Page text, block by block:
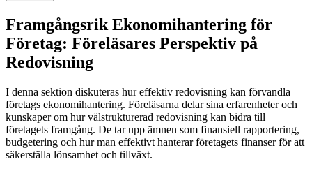
Framgångsrik Ekonomihantering för
Företag: Föreläsares Perspektiv på
Redovisning
I denna sektion diskuteras hur effektiv redovisning kan förvandla
företags ekonomihantering. Föreläsarna delar sina erfarenheter och
kunskaper om hur välstrukturerad redovisning kan bidra till
företagets framgång. De tar upp ämnen som finansiell rapportering,
budgetering och hur man effektivt hanterar företagets finanser för att
säkerställa lönsamhet och tillväxt.